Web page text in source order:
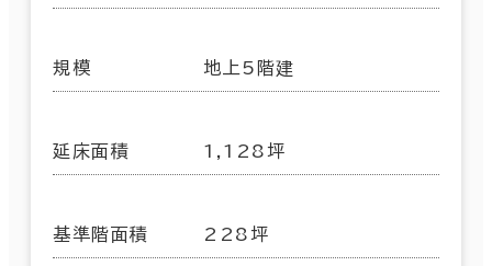
規模 地上5階建
延床面積 1,128坪
基準階面積 228坪